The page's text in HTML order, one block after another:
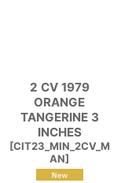
2 CV 1979
ORANGE
TANGERINE 3
INCHES
[CIT23_MIN_2CV_M
AN]